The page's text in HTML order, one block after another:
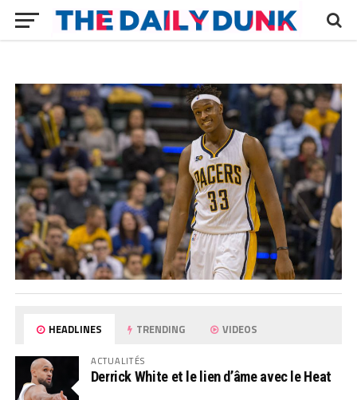
HEADLINES TRENDING VIDEOS
ACTUALITÉS
Derrick White et le lien d’âme avec le Heat